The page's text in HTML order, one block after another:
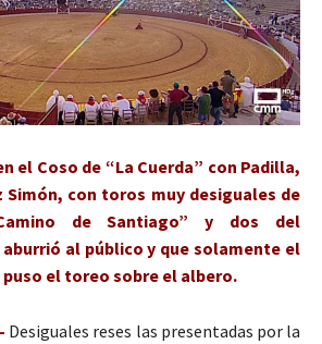
el Coso de “La Cuerda” con Padilla,
Simón, con toros muy desiguales de
de Santiago” y dos del
al público y que solamente el
el toreo sobre el albero.
Desiguales reses las presentadas por la